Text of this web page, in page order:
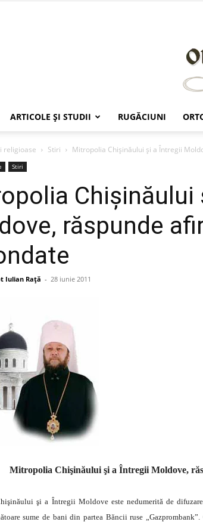
ARTICOLE ŞI STUDII RUGĂCIUNI
religioase Stiri Mitropolia Chişinăului şi a Întregii
Stiri
Chişinăului
răspunde
Iulian Raţă - 28 iunie 2011
Mitropolia Chişinăului şi a Întregii Moldove,
şi a Întregii Moldove este nedumerită de
sume de bani din partea Băncii ruse